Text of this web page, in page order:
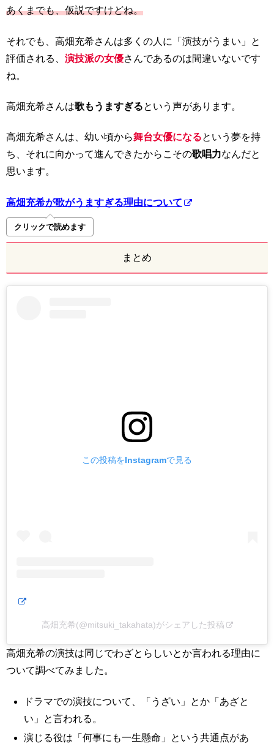
あくまでも、仮説ですけどね。
それでも、高畑充希さんは多くの人に「演技がうまい」と
評価される、 演技派の女優さんであるのは間違いないです
ね。
高畑充希さんは歌もうますぎるという声があります。
高畑充希さんは、幼い頃から舞台女優になるという夢を持
ち、それに向かって進んできたからこその歌唱力なんだと
思います。
高畑充希が歌がうますぎる理由について
クリックで読めます
まとめ
この投稿をInstagramで見る
高畑充希(@mitsuki_takahata)がシェアした投稿
高畑充希の演技は同じでわざとらしいとか言われる理由に
ついて調べてみました。
ドラマでの演技について、「うざい」とか「あざと
い」と言われる。
演じる役は「何事にも一生懸命」という共通点があ